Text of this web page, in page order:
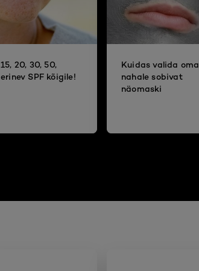
15, 20, 30, 50,
erinev SPF kõigile!
Kuidas valida oma
nahale sobivat
näomaski